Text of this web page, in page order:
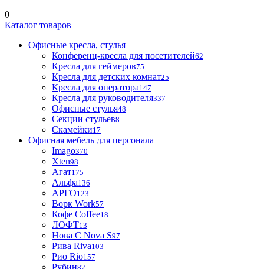
0
Каталог товаров
Офисные кресла, стулья
Конференц-кресла для посетителей62
Кресла для геймеров75
Кресла для детских комнат25
Кресла для оператора147
Кресла для руководителя337
Офисные стулья48
Секции стульев8
Скамейки17
Офисная мебель для персонала
Imago370
Xten98
Агат175
Альфа136
АРГО123
Ворк Work57
Кофе Coffee18
ЛОФТ13
Нова С Nova S97
Рива Riva103
Рио Rio157
Рубин